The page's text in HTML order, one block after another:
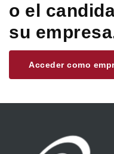
o el
su
Acceder como